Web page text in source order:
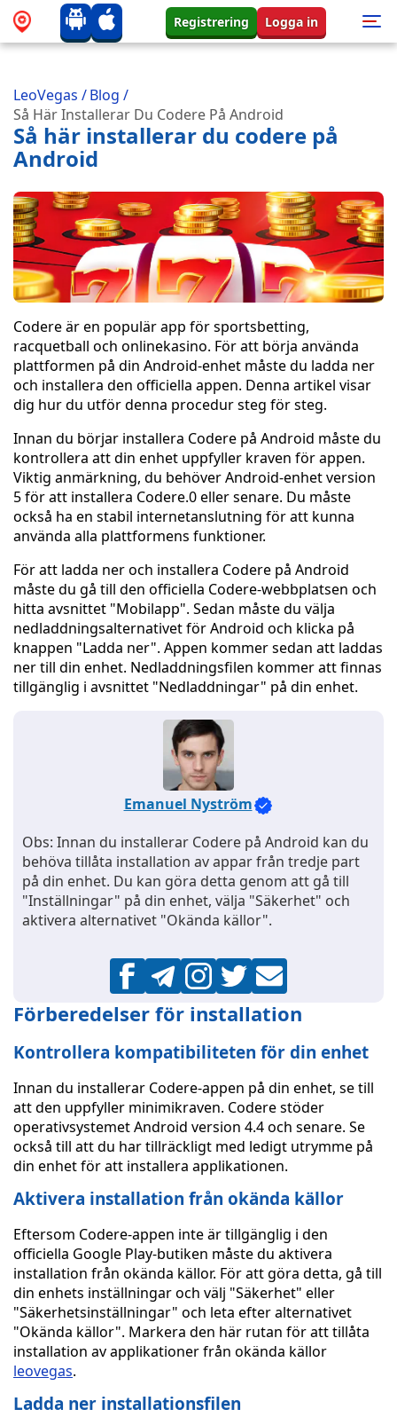
Registrering Logga in
LeoVegas /Blog /
Så Här Installerar Du Codere På Android
Så här installerar du codere på
Android
Codere är en populär app för sportsbetting,
racquetball och onlinekasino. För att börja använda
plattformen på din Android-enhet måste du ladda ner
och installera den officiella appen. Denna artikel visar
dig hur du utför denna procedur steg för steg.
Innan du börjar installera Codere på Android måste du
kontrollera att din enhet uppfyller kraven för appen.
Viktig anmärkning, du behöver Android-enhet version
5 för att installera Codere.0 eller senare. Du måste
också ha en stabil internetanslutning för att kunna
använda alla plattformens funktioner.
För att ladda ner och installera Codere på Android
måste du gå till den officiella Codere-webbplatsen och
hitta avsnittet "Mobilapp". Sedan måste du välja
nedladdningsalternativet för Android och klicka på
knappen "Ladda ner". Appen kommer sedan att laddas
ner till din enhet. Nedladdningsfilen kommer att finnas
tillgänglig i avsnittet "Nedladdningar" på din enhet.
Emanuel Nyström
Obs: Innan du installerar Codere på Android kan du
behöva tillåta installation av appar från tredje part
på din enhet. Du kan göra detta genom att gå till
"Inställningar" på din enhet, välja "Säkerhet" och
aktivera alternativet "Okända källor".
Förberedelser för installation
Kontrollera kompatibiliteten för din enhet
Innan du installerar Codere-appen på din enhet, se till
att den uppfyller minimikraven. Codere stöder
operativsystemet Android version 4.4 och senare. Se
också till att du har tillräckligt med ledigt utrymme på
din enhet för att installera applikationen.
Aktivera installation från okända källor
Eftersom Codere-appen inte är tillgänglig i den
officiella Google Play-butiken måste du aktivera
installation från okända källor. För att göra detta, gå till
din enhets inställningar och välj "Säkerhet" eller
"Säkerhetsinställningar" och leta efter alternativet
"Okända källor". Markera den här rutan för att tillåta
installation av applikationer från okända källor
leovegas.
Ladda ner installationsfilen